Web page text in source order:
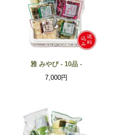
雅 みやび - 10品 -
7,000円